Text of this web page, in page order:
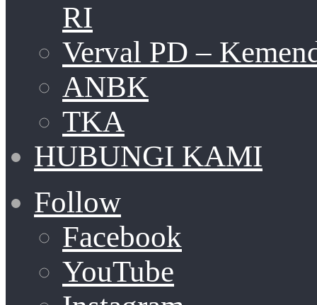
RI
Verval PD –
ANBK
TKA
HUBUNGI KAMI
Follow
Facebook
YouTube